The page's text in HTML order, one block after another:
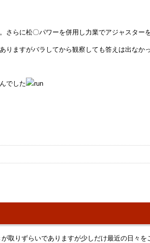
らに松〇パワーを併用し力業でアジャスター
りますがバラしてから観察しても答えは出なか
でした
取りずらいでありますが少しだけ最近の日々を